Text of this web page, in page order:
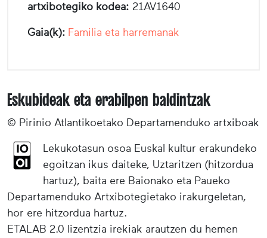
artxibotegiko kodea: 21AV1640
Gaia(k): Familia eta harremanak
Eskubideak eta erabilpen baldintzak
© Pirinio Atlantikoetako Departamenduko artxiboak
Lekukotasun osoa Euskal kultur erakundeko
egoitzan ikus daiteke, Uztaritzen (hitzordua
hartuz), baita ere Baionako eta Paueko
Departamenduko Artxibotegietako irakurgeletan,
hor ere hitzordua hartuz.
ETALAB 2.0 lizentzia irekiak arautzen du hemen